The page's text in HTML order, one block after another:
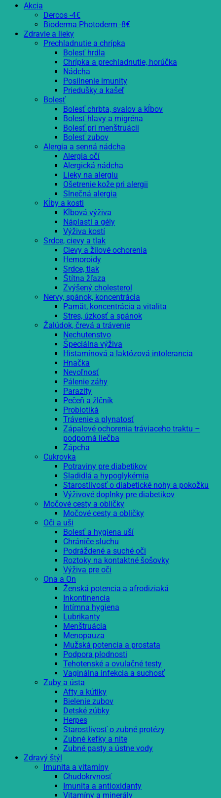
Akcia
Dercos -4€
Bioderma Photoderm -8€
Zdravie a lieky
Prechladnutie a chrípka
Bolesť hrdla
Chrípka a prechladnutie, horúčka
Nádcha
Posilnenie imunity
Priedušky a kašeľ
Bolesť
Bolesť chrbta, svalov a kĺbov
Bolesť hlavy a migréna
Bolesť pri menštruácii
Bolesť zubov
Alergia a senná nádcha
Alergia očí
Alergická nádcha
Lieky na alergiu
Ošetrenie kože pri alergii
Slnečná alergia
Kĺby a kosti
Kĺbová výživa
Náplasti a gély
Výživa kostí
Srdce, cievy a tlak
Cievy a žilové ochorenia
Hemoroidy
Srdce, tlak
Štítna žľaza
Zvýšený cholesterol
Nervy, spánok, koncentrácia
Pamät, koncentrácia a vitalita
Stres, úzkosť a spánok
Žalúdok, črevá a trávenie
Nechutenstvo
Špeciálna výživa
Histamínová a laktózová intolerancia
Hnačka
Nevoľnosť
Pálenie záhy
Parazity
Pečeň a žlčník
Probiotiká
Trávenie a plynatosť
Zápalové ochorenia tráviaceho traktu –
podporná liečba
Zápcha
Cukrovka
Potraviny pre diabetikov
Sladidlá a hypoglykémia
Starostlivosť o diabetické nohy a pokožku
Výživové doplnky pre diabetikov
Močové cesty a obličky
Močové cesty a obličky
Oči a uši
Bolesť a hygiena uší
Chrániče sluchu
Podráždené a suché oči
Roztoky na kontaktné šošovky
Výživa pre oči
Ona a On
Ženská potencia a afrodiziaká
Inkontinencia
Intímna hygiena
Lubrikanty
Menštruácia
Menopauza
Mužská potencia a prostata
Podpora plodnosti
Tehotenské a ovulačné testy
Vaginálna infekcia a suchosť
Zuby a ústa
Afty a kútiky
Bielenie zubov
Detské zúbky
Herpes
Starostlivosť o zubné protézy
Zubné kefky a nite
Zubné pasty a ústne vody
Zdravý štýl
Imunita a vitamíny
Chudokrvnosť
Imunita a antioxidanty
Vitamíny a minerály